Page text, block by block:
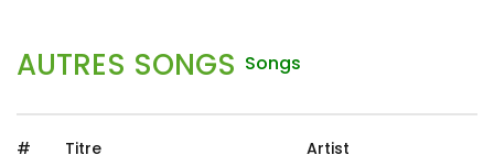
AUTRES SONGS Songs
# Titre Artist